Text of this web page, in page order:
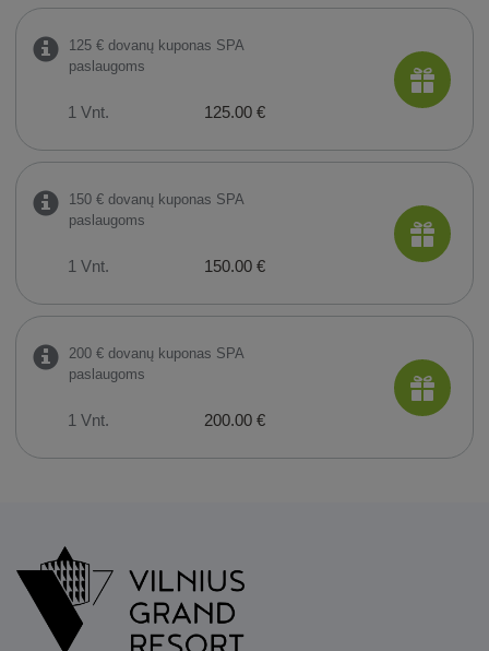
125 € dovanų kuponas SPA
paslaugoms
1 Vnt. 125.00 €
150 € dovanų kuponas SPA
paslaugoms
1 Vnt. 150.00 €
200 € dovanų kuponas SPA
paslaugoms
1 Vnt. 200.00 €